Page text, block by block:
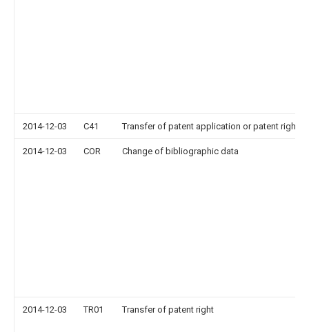
2014-12-03 C41 Transfer of patent application or patent right
2014-12-03 COR Change of bibliographic data
2014-12-03 TR01 Transfer of patent right